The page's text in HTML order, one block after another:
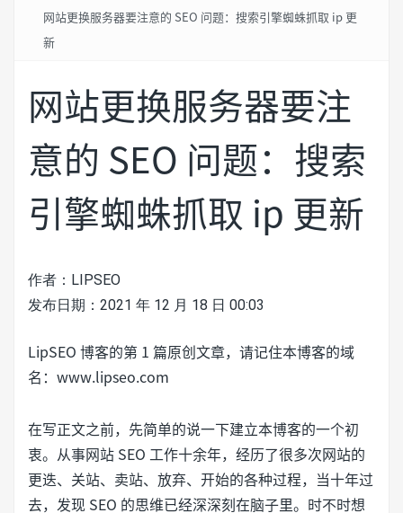
网站更换服务器要注意的 SEO 问题：搜索引擎蜘蛛抓取 ip 更
新
网站更换服务器要注
意的 SEO 问题：搜索
引擎蜘蛛抓取 ip 更新
作者： LIPSEO
发布日期： 2021 年 12 月 18 日 00:03
LipSEO 博客的第 1 篇原创文章，请记住本博客的域
名：www.lipseo.com
在写正文之前，先简单的说一下建立本博客的一个初
衷。从事网站 SEO 工作十余年，经历了很多次网站的
更迭、关站、卖站、放弃、开始的各种过程，当十年过
去，发现 SEO 的思维已经深深刻在脑子里。时不时想